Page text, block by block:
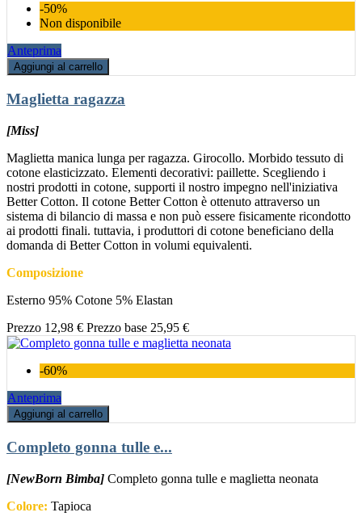
-50%
Non disponibile
Anteprima
Aggiungi al carrello
Maglietta ragazza
[Miss]
Maglietta manica lunga per ragazza. Girocollo. Morbido tessuto di
cotone elasticizzato. Elementi decorativi: paillette. Scegliendo i
nostri prodotti in cotone, supporti il nostro impegno nell'iniziativa
Better Cotton. Il cotone Better Cotton è ottenuto attraverso un
sistema di bilancio di massa e non può essere fisicamente ricondotto
ai prodotti finali. tuttavia, i produttori di cotone beneficiano della
domanda di Better Cotton in volumi equivalenti.
Composizione
Esterno 95% Cotone 5% Elastan
Prezzo 12,98 € Prezzo base 25,95 €
-60%
Anteprima
Aggiungi al carrello
Completo gonna tulle e...
[NewBorn Bimba] Completo gonna tulle e maglietta neonata
Colore: Tapioca